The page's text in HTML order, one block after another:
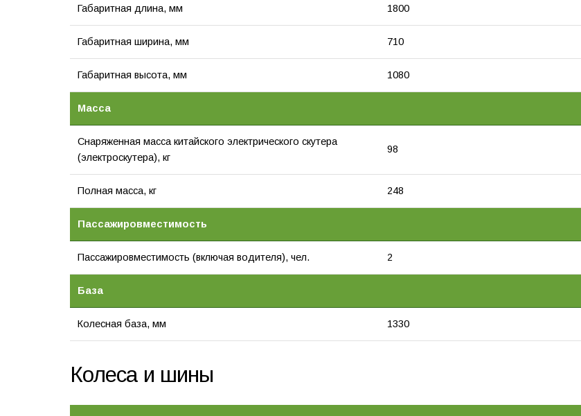
Габаритная длина, мм 1800
Габаритная ширина, мм 710
Габаритная высота, мм 1080
Масса
Снаряженная масса китайского электрического скутера
(электроскутера), кг
98
Полная масса, кг 248
Пассажировместимость
Пассажировместимость (включая водителя), чел. 2
База
Колесная база, мм 1330
Колеса и шины